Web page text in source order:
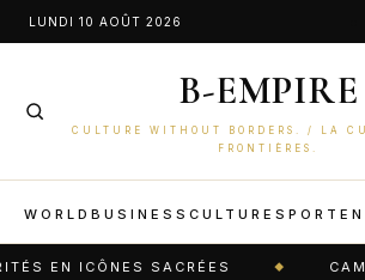
AllerLUNDI 10 AOÛT 2026
B-EMPIRE
CULTURE WITHOUT BORDERS. / LA
FRONTIÈRES.
WORLD BUSINESS CULTURE SPORT
EN ICÔNES SACRÉES